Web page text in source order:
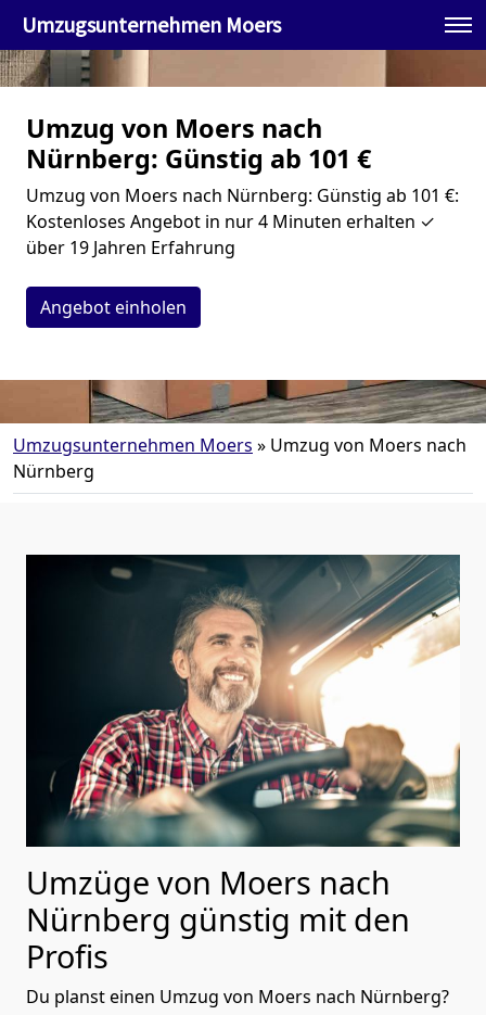
Umzugsunternehmen Moers
Umzug von Moers nach
Nürnberg: Günstig ab 101 €
Umzug von Moers nach Nürnberg: Günstig ab 101 €:
Kostenloses Angebot in nur 4 Minuten erhalten ✓
über 19 Jahren Erfahrung
Angebot einholen
Umzugsunternehmen Moers » Umzug von Moers nach
Nürnberg
Umzüge von Moers nach
Nürnberg günstig mit den
Profis
Du planst einen Umzug von Moers nach Nürnberg?